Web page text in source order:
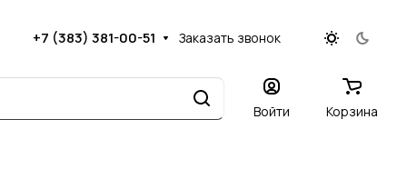
+7 (383) 381-00-51 Заказать звонок
Войти Корзина